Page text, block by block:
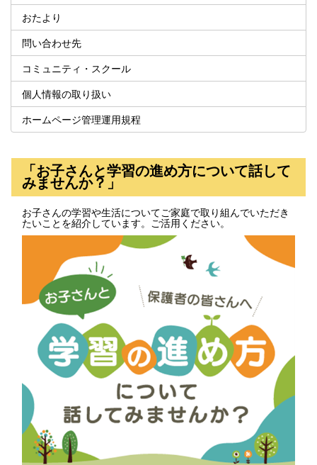
おたより
問い合わせ先
コミュニティ・スクール
個人情報の取り扱い
ホームページ管理運用規程
「お子さんと学習の進め方について話して
みませんか？」
お子さんの学習や生活についてご家庭で取り組んでいただき
たいことを紹介しています。ご活用ください。